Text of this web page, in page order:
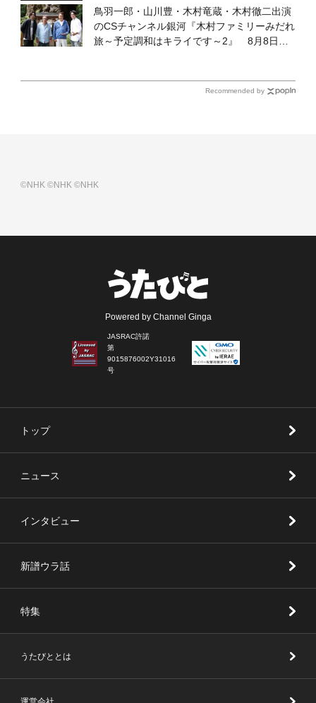
鳥羽一郎・山川豊・木村竜蔵・木村徹二出演
のCSチャンネル銀河『木村ファミリーみだれ
旅～予定調和はキライです～2』 8月8日
Recommended by
©NHK©NHK©NHK
Powered by Channel Ginga
JASRAC許諾
第
9015876002Y31016
号
トップ
ニュース
インタビュー
新譜ウラ話
特集
うたびととは